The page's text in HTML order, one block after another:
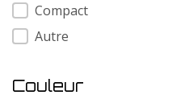
Compact
Autre
Couleur